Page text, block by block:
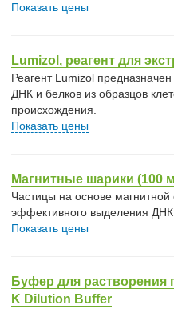
Показать цены
Lumizol, реагент для
Реагент Lumizol
ДНК и белков из образцов
происхождения.
Показать цены
Магнитные шарики (100
Частицы на основе магнитной
эффективного выделения
Показать цены
Буфер для растворения
K Dilution Buffer